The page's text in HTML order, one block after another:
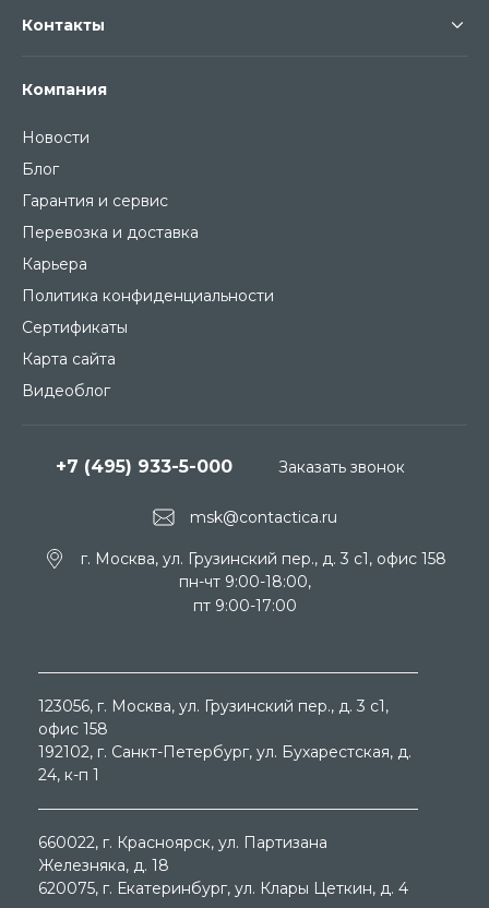
Компания
Новости
Блог
Гарантия и сервис
Перевозка и доставка
Карьера
Политика конфиденциальности
Сертификаты
Карта сайта
Видеоблог
Контакты
msk@contactica.ru
+7 (495) 933-5-000
г. Москва, ул. Грузинский пер., д. 3 c1, офис 158
пн-чт 9:00-18:00,
пт 9:00-17:00
Заказать звонок
123056, г. Москва, ул. Грузинский пер., д. 3 c1,
офис 158
192102, г. Санкт-Петербург, ул. Бухарестская, д.
24, к-п 1
660022, г. Красноярск, ул. Партизана
Железняка, д. 18
620075, г. Екатеринбург, ул. Клары Цеткин, д. 4